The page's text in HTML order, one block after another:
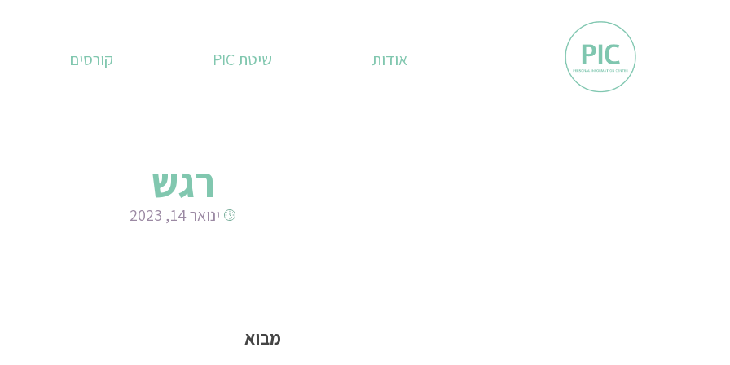
אודות שיטת PIC קורסים
רגש
ינואר 14, 2023
מבוא